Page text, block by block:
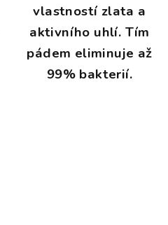
vlastností zlata a
aktivního uhlí. Tím
pádem eliminuje až
99% bakterií.